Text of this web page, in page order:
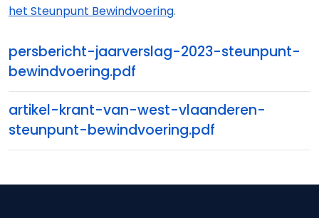
het Steunpunt Bewindvoering.
persbericht-jaarverslag-2023-steunpunt-
bewindvoering.pdf
artikel-krant-van-west-vlaanderen-
steunpunt-bewindvoering.pdf